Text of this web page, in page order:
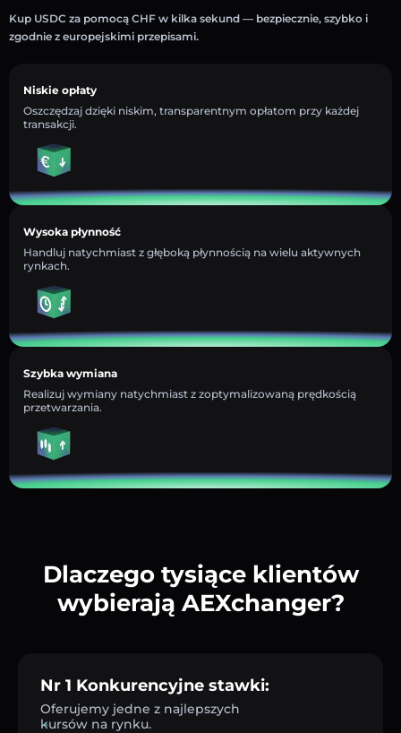
Kup USDC za pomocą CHF w kilka sekund — bezpiecznie, szybko i
zgodnie z europejskimi przepisami.
Niskie opłaty
Oszczędzaj dzięki niskim, transparentnym opłatom przy każdej
transakcji.
Wysoka płynność
Handluj natychmiast z głęboką płynnością na wielu aktywnych
rynkach.
Szybka wymiana
Realizuj wymiany natychmiast z zoptymalizowaną prędkością
przetwarzania.
Dlaczego tysiące klientów
wybierają AEXchanger?
Nr 1 Konkurencyjne stawki:
Oferujemy jedne z najlepszych
kursów na rynku.